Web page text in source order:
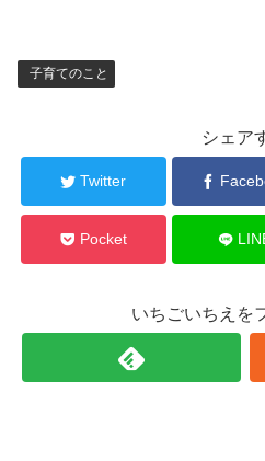
子育てのこと
シェア
Twitter
Pocket
いちごいちえを